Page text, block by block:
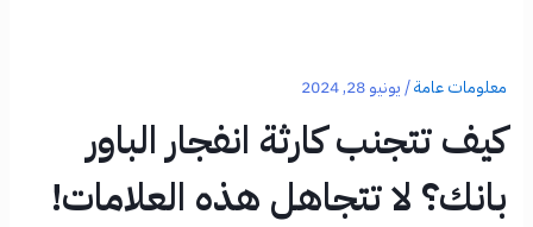
معلومات عامة/يونيو 28, 2024
كيف تتجنب كارثة انفجار الباور
بانك؟ لا تتجاهل هذه العلامات!